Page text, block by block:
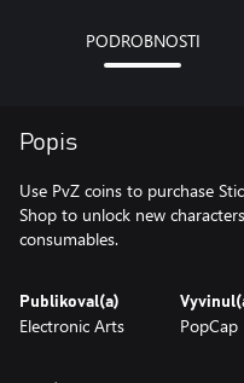
PODROBNOSTI
Popis
Use PvZ coins to purchase
Shop to unlock new
consumables.
Publikoval(a)
Electronic Arts PopCap